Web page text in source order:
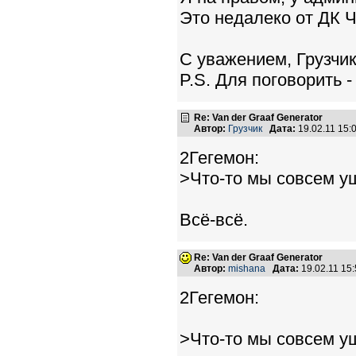
Это недалеко от ДК
С уважением,
P.S. Для поговорить
Re: Van der Graaf Generator
Автор: Грузчик Дата: 19.02.11
2Гегемон:
>Что-то мы совсем
Всё-всё.
Re: Van der Graaf Generator
Автор: mishana Дата: 19.02.11
2Гегемон:
>Что-то мы совсем